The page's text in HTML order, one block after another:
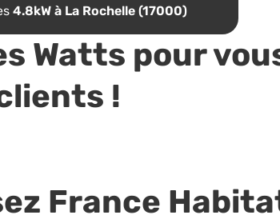
4.8kW à La Rochelle (17000)
Watts pour
!
France